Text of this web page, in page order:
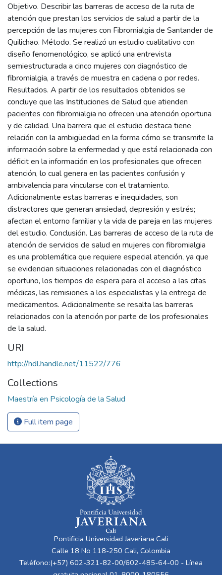
Objetivo. Describir las barreras de acceso de la ruta de
atención que prestan los servicios de salud a partir de la
percepción de las mujeres con Fibromialgia de Santander de
Quilichao. Método. Se realizó un estudio cualitativo con
diseño fenomenológico, se aplicó una entrevista
semiestructurada a cinco mujeres con diagnóstico de
fibromialgia, a través de muestra en cadena o por redes.
Resultados. A partir de los resultados obtenidos se
concluye que las Instituciones de Salud que atienden
pacientes con fibromialgia no ofrecen una atención oportuna
y de calidad. Una barrera que el estudio destaca tiene
relación con la ambigüedad en la forma cómo se transmite la
información sobre la enfermedad y que está relacionada con
déficit en la información en los profesionales que ofrecen
atención, lo cual genera en las pacientes confusión y
ambivalencia para vincularse con el tratamiento.
Adicionalmente estas barreras e inequidades, son
distractores que generan ansiedad, depresión y estrés;
afectan el entorno familiar y la vida de pareja en las mujeres
del estudio. Conclusión. Las barreras de acceso de la ruta de
atención de servicios de salud en mujeres con fibromialgia
es una problemática que requiere especial atención, ya que
se evidencian situaciones relacionadas con el diagnóstico
oportuno, los tiempos de espera para el acceso a las citas
médicas, las remisiones a los especialistas y la entrega de
medicamentos. Adicionalmente se resalta las barreras
relacionados con la atención por parte de los profesionales
de la salud.
URI
http://hdl.handle.net/11522/776
Collections
Maestría en Psicología de la Salud
Full item page
Pontificia Universidad Javeriana Cali
Calle 18 No 118-250 Cali, Colombia
Teléfono:(+57) 602-321-82-00/602-485-64-00 - Línea